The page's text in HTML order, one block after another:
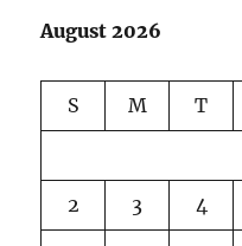
August 2026
S M T
2 3 4